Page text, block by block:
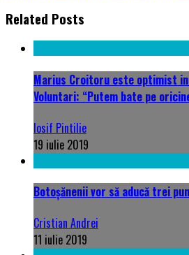
Related Posts
Marius Croitoru este optimist
Voluntari: “Putem bate pe
Iosif Pintilie
19 iulie 2019
Botoşănenii vor să aducă trei
Cristian Andrei
11 iulie 2019